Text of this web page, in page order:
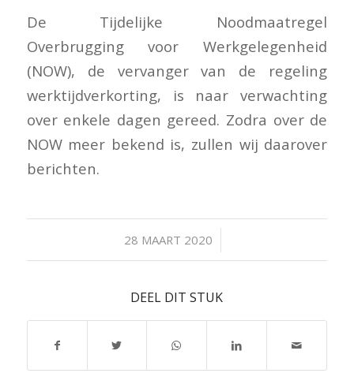
De Tijdelijke Noodmaatregel
Overbrugging voor Werkgelegenheid
(NOW), de vervanger van de regeling
werktijdverkorting, is naar verwachting
over enkele dagen gereed. Zodra over de
NOW meer bekend is, zullen wij daarover
berichten.
28 MAART 2020
/
DEEL DIT STUK